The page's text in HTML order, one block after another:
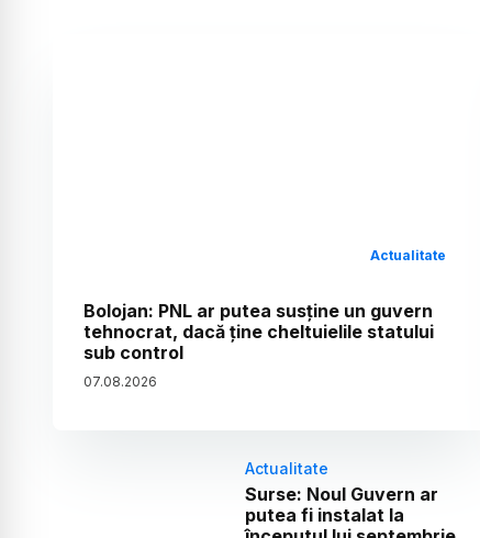
Actualitate
Bolojan: PNL ar putea susține un guvern
tehnocrat, dacă ține cheltuielile statului
sub control
07.08.2026
Actualitate
Surse: Noul Guvern ar
putea fi instalat la